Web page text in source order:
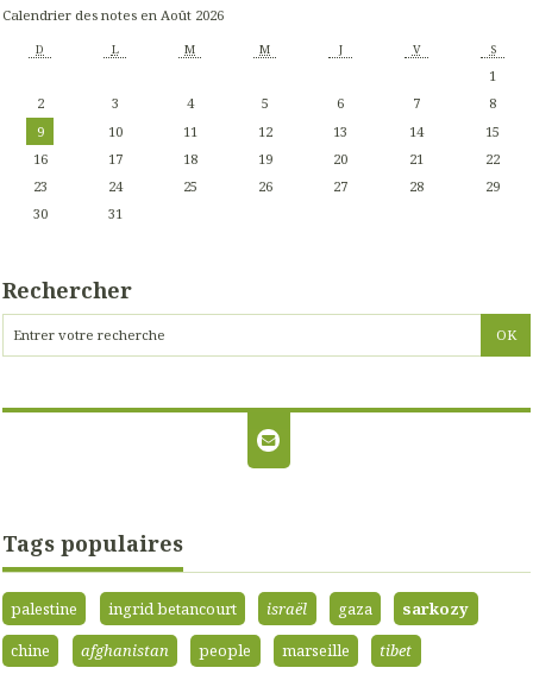
Calendrier des notes en Août 2026
D L M M J V S
1
2
3 4 5 6 7
8
9
10 11 12 13 14
15
16
17 18 19 20 21
22
23
24 25 26 27 28
29
30
31
Rechercher
Tags populaires
palestine ingrid betancourt israël gaza
sarkozy
chine
afghanistan people marseille tibet